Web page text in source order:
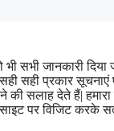
सभी जानकारी दिया
सही प्रकार सूचनाएं
सलाह देते हैं| हमारा
पर विजिट करके